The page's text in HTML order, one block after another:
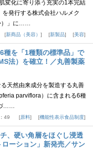
変化に寄り添う充実の1本完結
発行する株式会社ハルメク
）」に……
新商品（美容） 新製品 美容
種を「1種類の標準品」で
法）を確立！／丸善製薬
天然由来成分を製造する丸善
parviflora）に含まれる6種
づ……
49 原料 機能性表示食品制度
、硬い角層をほぐし浸透
ローション」新発売／サン